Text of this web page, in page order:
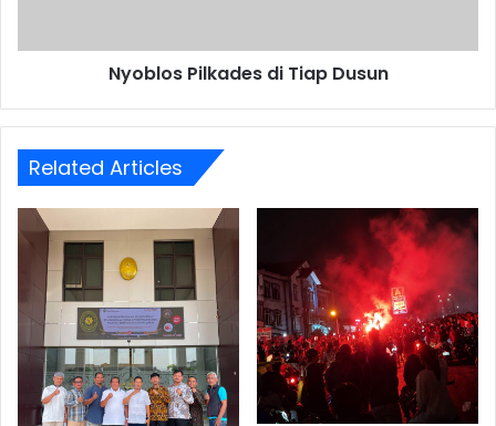
Nyoblos Pilkades di Tiap Dusun
Related Articles